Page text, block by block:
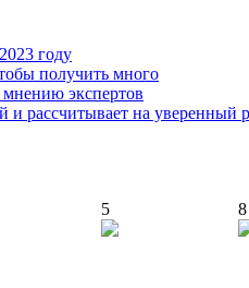
году
получить много
экспертов
рассчитывает на уверенный
5 8